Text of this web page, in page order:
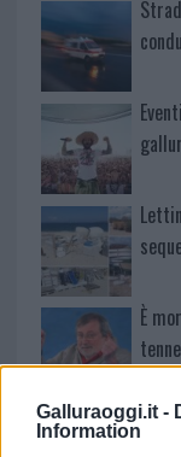
Galluraoggi.it -
Information
È